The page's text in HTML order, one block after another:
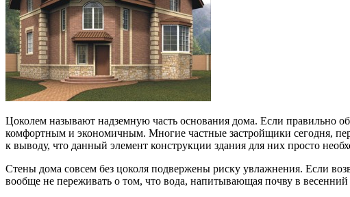
Цоколем называют надземную часть основания дома. Если правильно
комфортным и экономичным. Многие частные застройщики сегодня,
к выводу, что данный элемент конструкции здания для них просто
Стены дома совсем без цоколя подвержены риску увлажнения. Если
вообще не переживать о том, что вода, напитывающая почву в